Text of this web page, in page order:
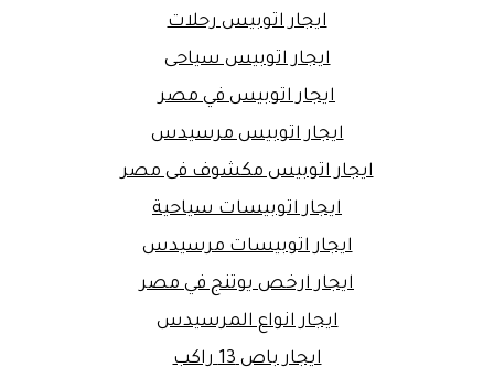
ايجار اتوبيس رحلات
ايجار اتوبيس سياحى
ايجار اتوبيس في مصر
ايجار اتوبيس مرسيدس
ايجار اتوبيس مكشوف فى مصر
ايجار اتوبيسات سياحية
ايجار اتوبيسات مرسيدس
ايجار ارخص يوتنج في مصر
ايجار انواع المرسيدس
ايجار باص 13 راكب